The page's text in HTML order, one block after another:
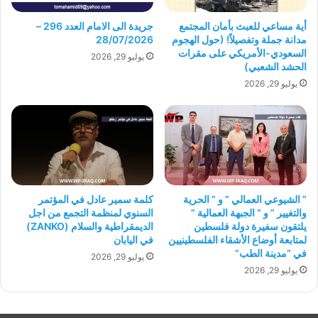
أية مساعي للعبث بأمان المجتمع
مدانة جملة وتفصيلاً! (حول الهجوم
السعودي-الأمريكي على مقرات
الحشد الشعبي)
يوليو 29, 2026
جريدة الى الامام العدد 296 –
28/07/2026
يوليو 29, 2026
” الشيوعي العمالي ” و ” الحرية
والتغيير ” و ” الجبهة العمالية ”
يلتقون سفيرة دولة فلسطين
لمتابعة أوضاع الأشقاء الفلسطينيين
في “مدينة الطب”
يوليو 29, 2026
كلمة سمير عادل في المؤتمر
السنوي لمنظمة التجمع من اجل
الديمقراطية والسلام (ZANKO)
في اليابان
يوليو 29, 2026